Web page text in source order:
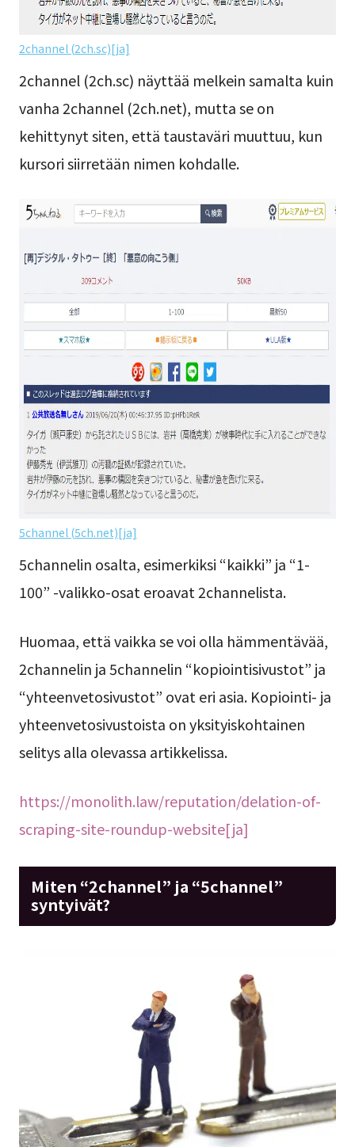
2channel (2ch.sc)[ja]
2channel (2ch.sc) näyttää melkein samalta kuin
vanha 2channel (2ch.net), mutta se on
kehittynyt siten, että taustaväri muuttuu, kun
kursori siirretään nimen kohdalle.
5channel (5ch.net)[ja]
5channelin osalta, esimerkiksi “kaikki” ja “1-
100” -valikko-osat eroavat 2channelista.
Huomaa, että vaikka se voi olla hämmentävää,
2channelin ja 5channelin “kopiointisivustot” ja
“yhteenvetosivustot” ovat eri asia. Kopiointi- ja
yhteenvetosivustoista on yksityiskohtainen
selitys alla olevassa artikkelissa.
https://monolith.law/reputation/delation-of-
scraping-site-roundup-website[ja]
Miten “2channel” ja “5channel”
syntyivät?